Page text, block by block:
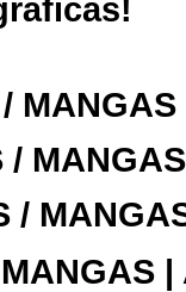
/
/
|